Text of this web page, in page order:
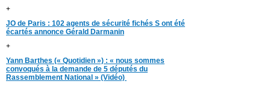
+
JO de Paris : 102 agents de sécurité fichés S ont été
écartés annonce Gérald Darmanin
+
Yann Barthes (« Quotidien ») : « nous sommes
convoqués à la demande de 5 députés du
Rassemblement National » (Vidéo)